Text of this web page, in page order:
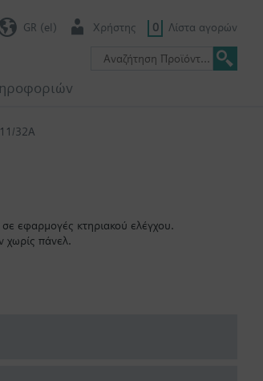
GR (el) Χρήστης 0 Λίστα αγορών
32A
εφαρμογές κτηριακού ελέγχου.
χωρίς πάνελ.
78 mm; FSC: 77 mm; FSD, FSE, FSF: 123